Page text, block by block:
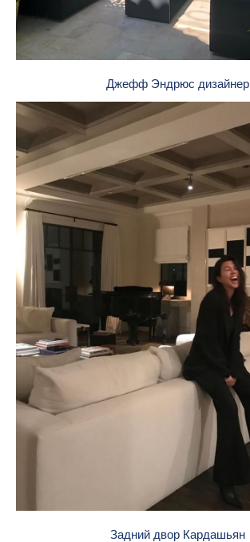
Джефф Эндрюс дизайнер
Задний двор Кардашьян